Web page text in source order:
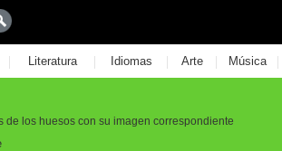
| Literatura | Idiomas | Arte | Música |
de los huesos con su imagen correspondiente